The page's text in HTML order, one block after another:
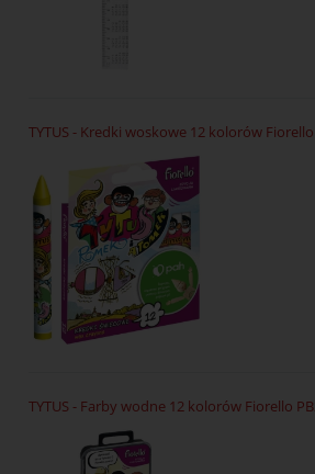
TYTUS - Kredki woskowe 12 kolorów Fiorello
TYTUS - Farby wodne 12 kolorów Fiorello